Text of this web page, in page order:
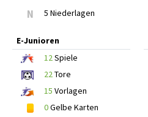
N 5 Niederlagen
E-Junioren
12Spiele
22Tore
15 Vorlagen
0Gelbe Karten